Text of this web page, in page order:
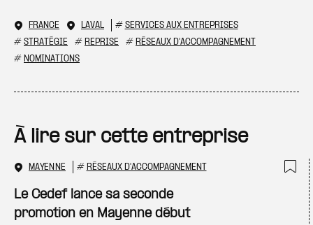
FRANCE LAVAL # SERVICES AUX ENTREPRISES
# STRATÉGIE # REPRISE # RÉSEAUX D'ACCOMPAGNEMENT
# NOMINATIONS
À lire sur cette entreprise
MAYENNE # RÉSEAUX D'ACCOMPAGNEMENT
Le Cedef lance sa seconde
promotion en Mayenne début